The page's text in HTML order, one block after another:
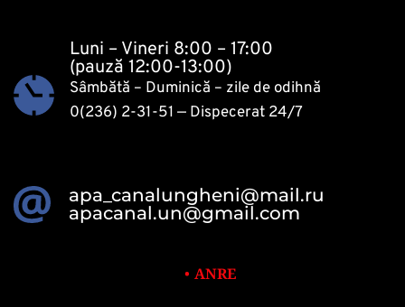
Luni – Vineri 8:00 – 17:00
(pauză 12:00-13:00)
Sâmbătă – Duminică – zile de odihnă
0(236) 2-31-51 — Dispecerat 24/7
apa_canalungheni@mail.ru
apacanal.un@gmail.com
ANRE